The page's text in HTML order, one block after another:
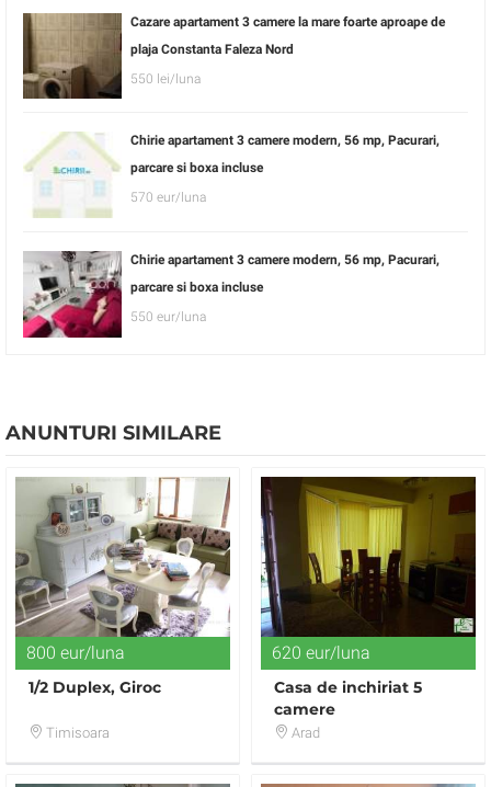
Cazare apartament 3 camere la mare foarte aproape de
plaja Constanta Faleza Nord
550 lei/luna
Chirie apartament 3 camere modern, 56 mp, Pacurari,
parcare si boxa incluse
570 eur/luna
Chirie apartament 3 camere modern, 56 mp, Pacurari,
parcare si boxa incluse
550 eur/luna
ANUNTURI SIMILARE
800 eur/luna
1/2 Duplex, Giroc
Timisoara
620 eur/luna
Casa de inchiriat 5
camere
Arad